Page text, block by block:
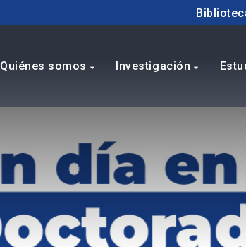
Quiénes somos arrow_drop_down Investigación arrow_drop_down